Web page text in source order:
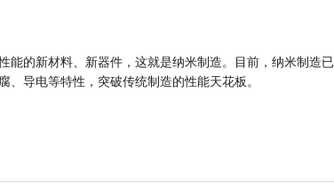
能的新材料、新器件，这就是纳米制造。目前，纳米制造
导电等特性，突破传统制造的性能天花板。